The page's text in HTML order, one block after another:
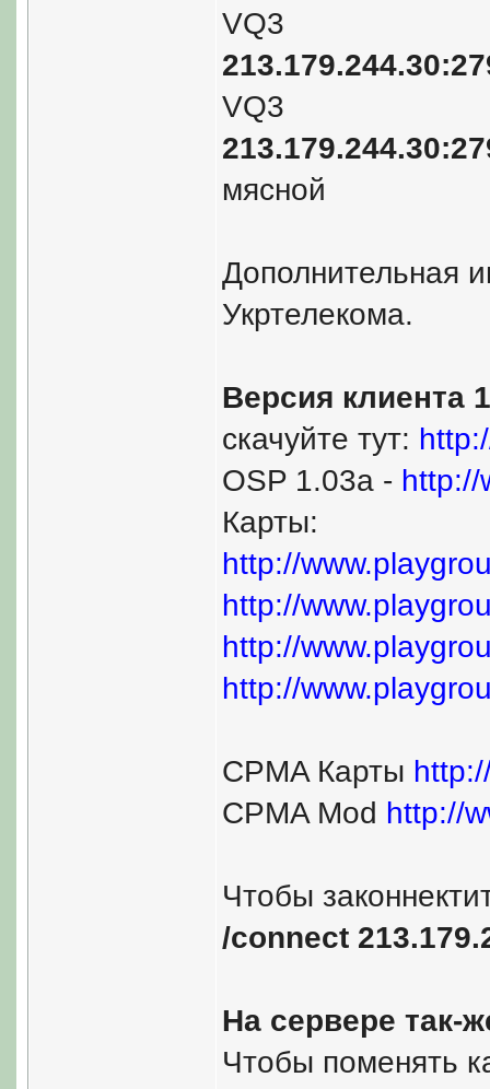
VQ3
VQ3
мясной
Дополнительная
Укртелекома.
Версия клиента
скачуйте тут:
OSP 1.03a - http://
Карты:
http://
http://
http://
http://
CPMA Карты
CPMA Mod http://
Чтобы
/connect
На сервере так-
Чтобы поменять